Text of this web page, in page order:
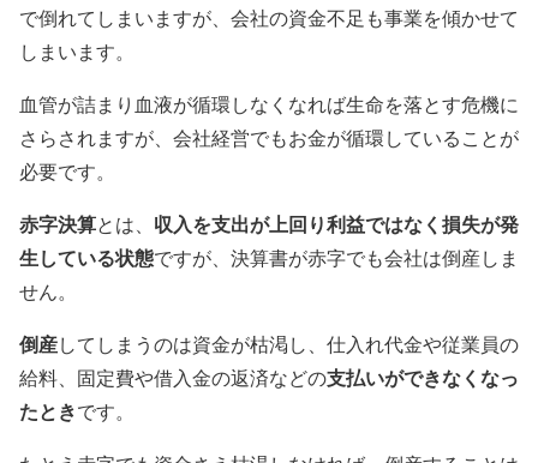
で倒れてしまいますが、会社の資金不足も事業を傾かせて
しまいます。
血管が詰まり血液が循環しなくなれば生命を落とす危機に
さらされますが、会社経営でもお金が循環していることが
必要です。
赤字決算とは、 収入を支出が上回り利益ではなく損失が発
生している状態ですが、決算書が赤字でも会社は倒産しま
せん。
倒産してしまうのは資金が枯渇し、仕入れ代金や従業員の
給料、固定費や借入金の返済などの支払いができなくなっ
たときです。